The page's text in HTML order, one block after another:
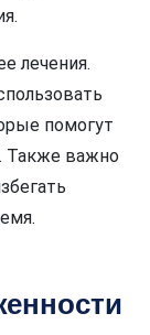
лечения.
помогут
Также важно